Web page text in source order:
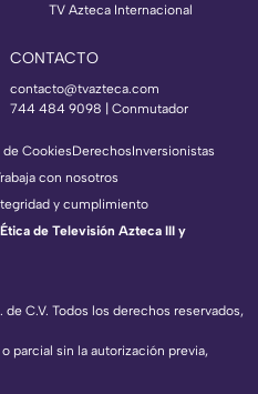
TV Azteca Internacional
CONTACTO
contacto@tvazteca.com
744 484 9098 | Conmutador
C.V. Todos los derechos reservados,
parcial sin la autorización previa,
CookiesDerechosInversionistas
con nosotros
y cumplimiento
de Televisión Azteca III y